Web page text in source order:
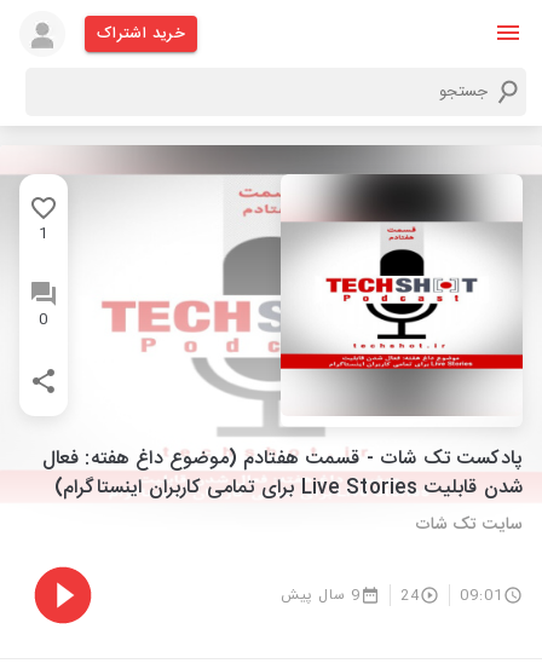
خرید اشتراک
1
0
پادکست تک شات - قسمت هفتادم (موضوع داغ هفته: فعال
شدن قابلیت Live Stories برای تمامی کاربران اینستاگرام)
سایت تک شات
09:01
24 9 سال پیش